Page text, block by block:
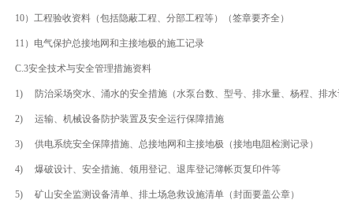
10）工程验收资料（包括隐蔽工程、分部工程等）（签章要齐全）
11）电气保护总接地网和主接地极的施工记录
C.3安全技术与安全管理措施资料
1) 防治采场突水、涌水的安全措施（水泵台数、型号、排水量、杨程、排
2) 运输、机械设备防护装置及安全运行保障措施
3) 供电系统安全保障措施、总接地网和主接地极（接地电阻检测记录）
4) 爆破设计、安全措施、领用登记、退库登记簿帐页复印件等
5) 矿山安全监测设备清单、排土场急救设施清单（封面要盖公章）